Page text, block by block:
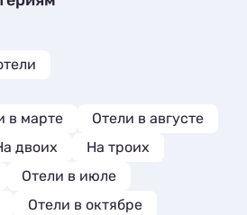
3
в марте
Отели в августе
двоих
На троих
Отели в июле
Отели в октябре